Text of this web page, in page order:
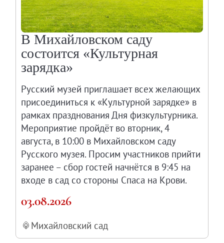
Михайловский сад
Западный павильон Михайловского
Восточный павильон Михайловского
Филиал в Кемерово
Клуб Друзей Русского музея
Партнеры и спонсоры
Культурно-просветительские и
Ассоциация художественных музеев
Локальные нормативные акты
Уставные документы
Закупки
Результаты проведения специальной
Противодействие терроризму
Противодействие коррупции
Страницы памяти
В Михайловском саду
состоится «Культурная
зарядка»
Русский музей приглашает всех желающих
присоединиться к «Культурной зарядке» в
рамках празднования Дня физкультурника.
Мероприятие пройдёт во вторник, 4
августа, в 10:00 в Михайловском саду
Русского музея. Просим участников прийти
заранее – сбор гостей начнётся в 9:45 на
входе в сад со стороны Спаса на Крови.
03.08.2026
Михайловский сад